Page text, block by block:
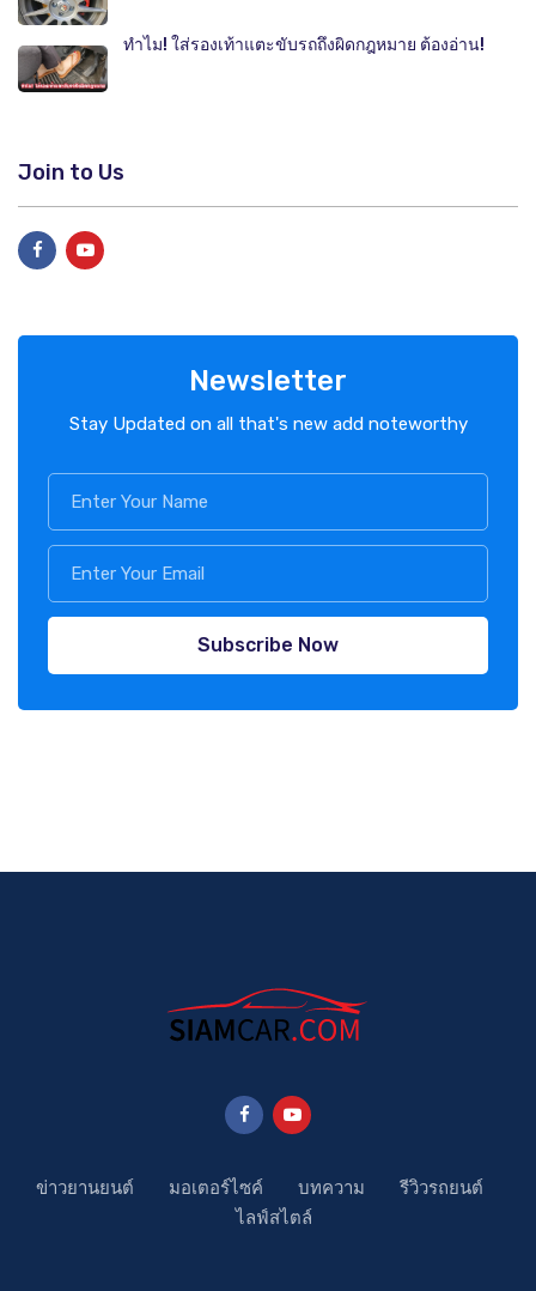
ทำไม! ใส่รองเท้าแตะขับรถถึงผิดกฎหมาย ต้องอ่าน!
Join to Us
Newsletter
Stay Updated on all that's new add noteworthy
Subscribe Now
ข่าวยานยนต์ มอเตอร์ไซค์ บทความ
รีวิวรถยนต์
ไลฟ์สไตล์